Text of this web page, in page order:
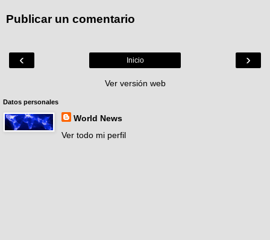
Publicar un comentario
‹ ›
Inicio
Ver versión web
Datos personales
World News
Ver todo mi perfil